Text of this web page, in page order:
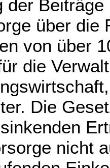
der
über die
von über
die
Die
nicht